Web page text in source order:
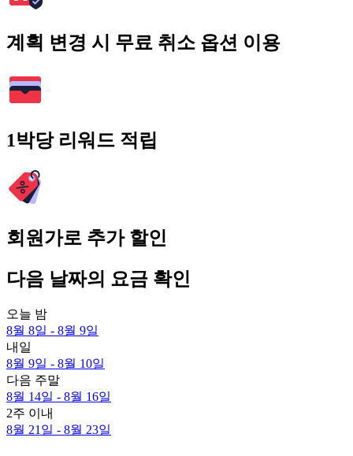
계획 변경 시 무료 취소 옵션 이용
1박당 리워드 적립
회원가로 추가 할인
다음 날짜의 요금 확인
오늘 밤
8월 8일 - 8월 9일
내일
8월 9일 - 8월 10일
다음 주말
8월 14일 - 8월 16일
2주 이내
8월 21일 - 8월 23일